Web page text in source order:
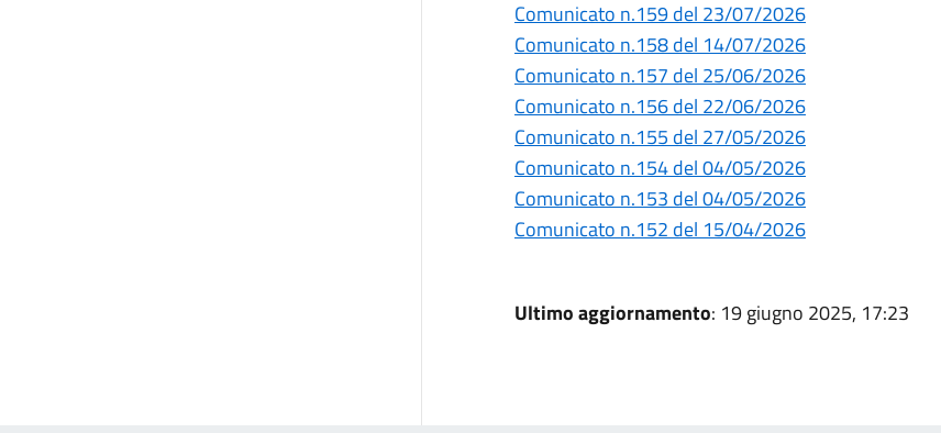
Comunicato n.159 del 23/07/2026
Comunicato n.158 del 14/07/2026
Comunicato n.157 del 25/06/2026
Comunicato n.156 del 22/06/2026
Comunicato n.155 del 27/05/2026
Comunicato n.154 del 04/05/2026
Comunicato n.153 del 04/05/2026
Comunicato n.152 del 15/04/2026
Ultimo aggiornamento: 19 giugno 2025, 17:23